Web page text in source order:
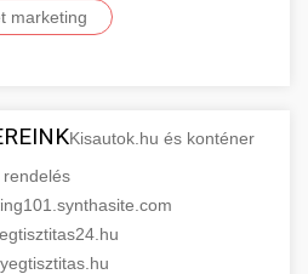
marketing
Kisautok.hu és konténer
rendelés